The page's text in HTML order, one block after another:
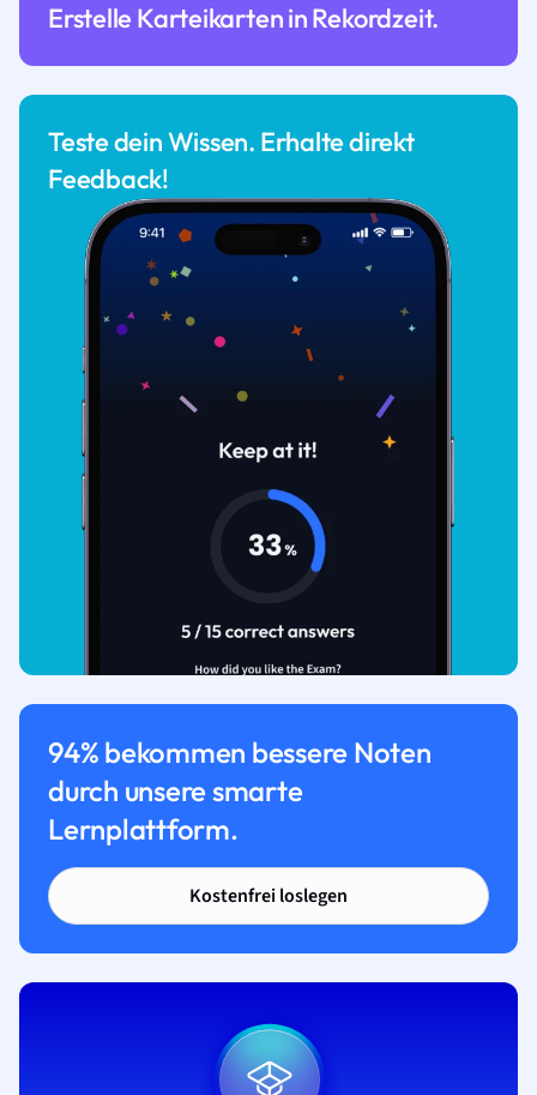
Erstelle Karteikarten in Rekordzeit.
Teste dein Wissen. Erhalte direkt
Feedback!
94% bekommen bessere Noten
durch unsere smarte
Lernplattform.
Kostenfrei loslegen